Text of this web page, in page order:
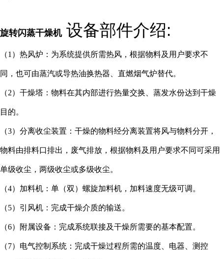
旋转闪蒸干燥机设备部件介绍:
（1）热风炉：为系统提供所需热风，根据物料及用户要求不
同，也可由蒸汽或导热油换热器、直燃烟气炉替代。
（2）干燥塔：物料在其内部进行热量交换、蒸发水份达到干燥
目的。
（3）分离收尘装置：干燥的物料经分离装置将风与物料分开，
物料由排料口排出，废气排放，根据物料及用户要求不同可采用
单级收尘，两级收尘或多级收尘。
（4）加料机：单（双）螺旋加料机，加料速度无级可调。
（5）引风机：完成干燥介质的输送。
（6）附属设备：完成系统联接及干燥所需要的基本配置。
（7）电气控制系统：完成干燥过程所需的温度、电器、测控